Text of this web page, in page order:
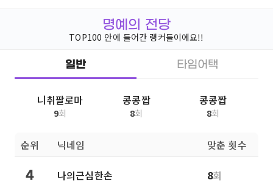
명예의 전당
TOP100 안에 들어간 랭커들이에요!!
일반 타임어택
니취팔로마
9회
콩콩짭
8회
콩콩짭
8회
순위 닉네임 맞춘 횟수
4 나의근심한손 8회